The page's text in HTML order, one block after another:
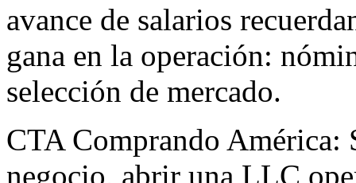
avance de salarios
gana en la operación:
selección de mercado.
CTA Comprando América:
negocio, abrir una LLC